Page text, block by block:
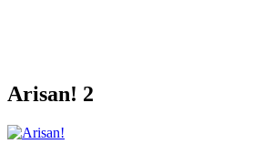
Arisan! 2